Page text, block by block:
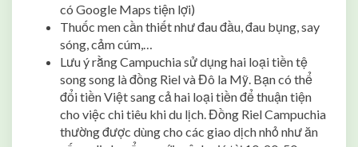
có Google Maps tiện lợi)
Thuốc men cần thiết như đau đầu, đau bụng, say
sóng, cảm cúm,…
Lưu ý rằng Campuchia sử dụng hai loại tiền tệ
song song là đồng Riel và Đô la Mỹ. Bạn có thể
đổi tiền Việt sang cả hai loại tiền để thuận tiện
cho việc chi tiêu khi du lịch. Đồng Riel Campuchia
thường được dùng cho các giao dịch nhỏ như ăn